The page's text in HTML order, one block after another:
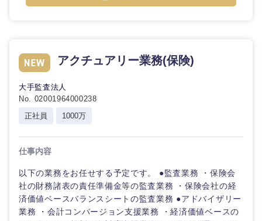
サービス
クリエイ
ティブ
タント
専門職
技術職
その他企画業務
クリエイティブ
コンサルタント
専門職
技術職（モノづくり）
金融専門職
金融
建設・不動産
倉庫・運輸・物流
小売・通販・外食
IT・通信
上場企業
スタートアップ企
フルリモート
年間休日120日以
上
完全週休2日制 社宅・家賃補助有
アクチュアリー業務(保険)
大手監査法人
No. 02001964000238
正社員
1000万
仕事内容
以下の業務をお任せする予定です。 ●監査業務 ・保険会
社の財務諸表の責任準備金等の監査業務 ・保険会社の経
済価値ベースバランスシートの監査業務 ●アドバイザリー
業務 ・会計コンバージョン支援業務 ・経済価値ベースの